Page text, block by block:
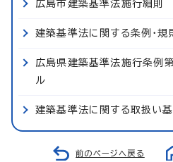
広島市建築基準法施行細則
建築基準法に関する条例・規
広島県建築基準法施行条例
ル
建築基準法に関する取扱い
前のページへ戻る